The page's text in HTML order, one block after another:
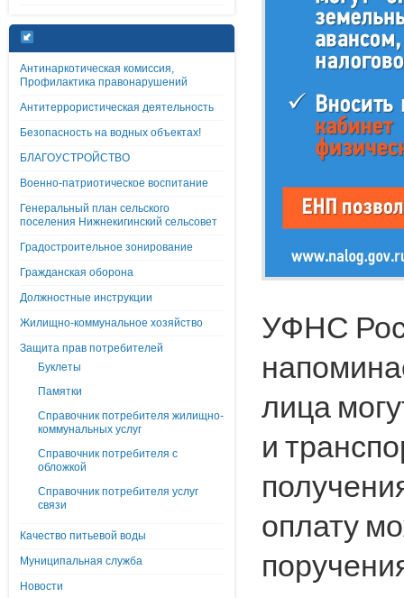
Антинаркотическая комиссия,
Профилактика правонарушений
Антитеррористическая деятельность
Безопасность на водных объектах!
БЛАГОУСТРОЙСТВО
Военно-патриотическое воспитание
Генеральный план сельского
поселения Нижнекигинский сельсовет
Градостроительное зонирование
Гражданская оборона
Должностные инструкции
Жилищно-коммунальное хозяйство
Защита прав потребителей
Буклеты
Памятки
Справочник потребителя жилищно-
коммунальных услуг
Справочник потребителя с
обложкой
Справочник потребителя услуг
связи
Качество питьевой воды
Муниципальная служба
Новости
УФНС
лица
и
оплату